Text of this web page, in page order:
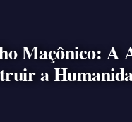
Maçônico: A
a